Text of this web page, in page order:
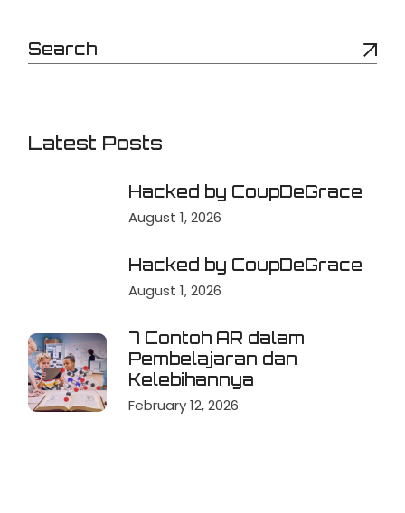
Latest Posts
Hacked by CoupDeGrace
August 1, 2026
Hacked by CoupDeGrace
August 1, 2026
7 Contoh AR dalam
Pembelajaran dan
Kelebihannya
February 12, 2026